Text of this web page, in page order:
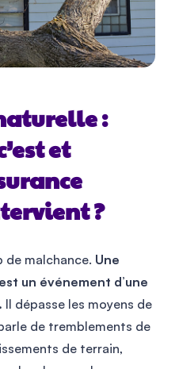
:
et
?
de malchance. Une
un événement d’une
Il dépasse les moyens de
de tremblements de
de terrain,